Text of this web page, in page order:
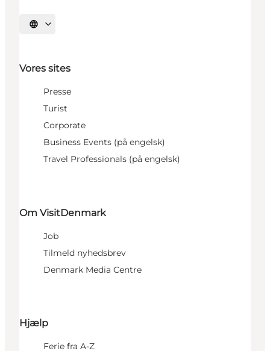
Vælg sprog
Vores sites
Presse
Turist
Corporate
Business Events (på engelsk)
Travel Professionals (på engelsk)
Om VisitDenmark
Job
Tilmeld nyhedsbrev
Denmark Media Centre
Hjælp
Ferie fra A-Z